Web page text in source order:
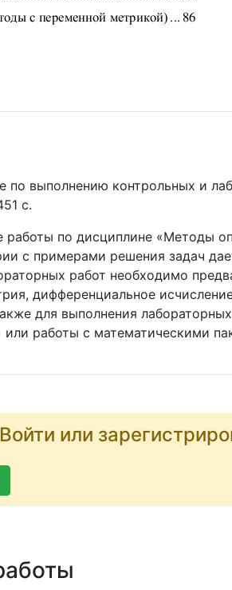
выполнению контрольных и
с.
по дисциплине «Методы
с примерами решения задач
работ необходимо
дифференциальное
для выполнения
работы с математическими
или